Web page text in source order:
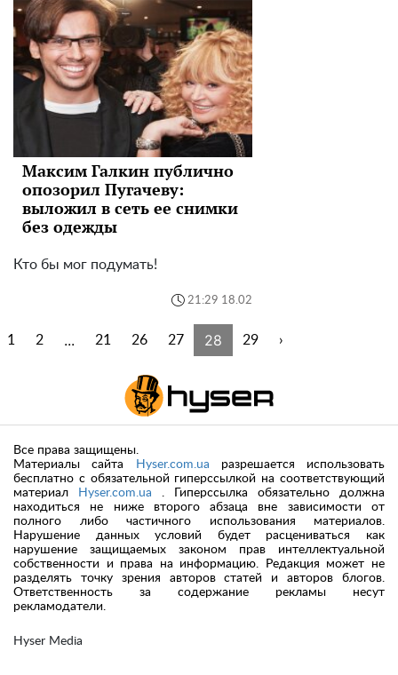
Максим Галкин публично
опозорил Пугачеву:
выложил в сеть ее снимки
без одежды
Кто бы мог подумать!
21:29 18.02
1 2 ... 21 26 27 28 29 ›
Hyser Media
Все права защищены.
Материалы сайта
Hyser.com.ua разрешается использовать
бесплатно с обязательной гиперссылкой на соответствующий
материал
Hyser.com.ua . Гиперссылка обязательно должна
находиться не ниже второго абзаца вне зависимости от
полного либо частичного использования материалов.
Нарушение данных условий будет расцениваться как
нарушение защищаемых законом прав интеллектуальной
собственности и права на информацию. Редакция может не
разделять точку зрения авторов статей и авторов блогов.
Ответственность за содержание рекламы несут
рекламодатели.